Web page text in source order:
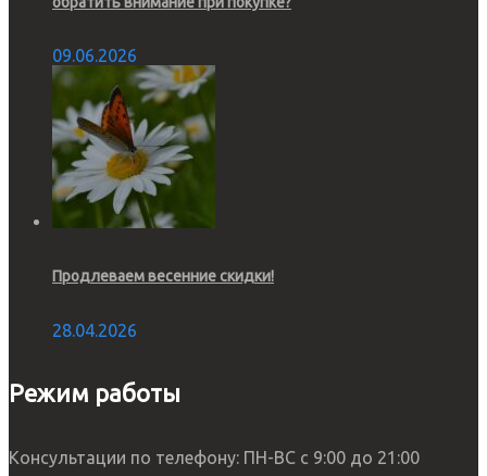
09.06.2026
Продлеваем весенние скидки!
28.04.2026
Режим работы
Консультации по телефону: ПН-ВС с 9:00 до 21:00